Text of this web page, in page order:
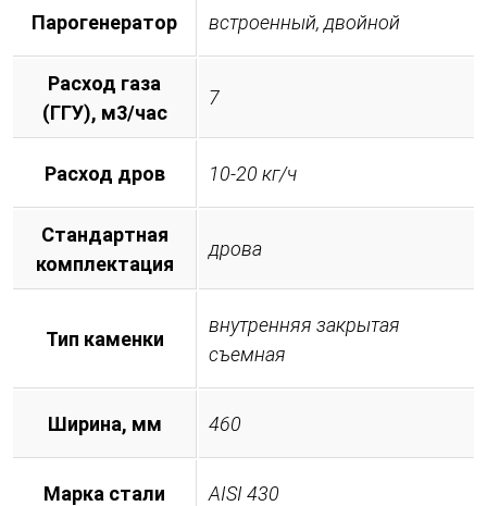
Парогенератор встроенный, двойной
Расход газа
(ГГУ), м3/час
7
Расход дров 10-20 кг/ч
Стандартная
комплектация
дрова
Тип каменки
внутренняя закрытая
съемная
Ширина, мм 460
Марка стали AISI 430